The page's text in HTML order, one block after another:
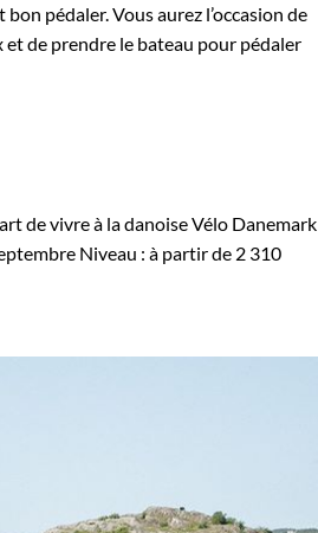
pédaler. Vous aurez l’occasion de
de prendre le bateau pour pédaler
de vivre à la danoiseVélo Danemark
Niveau : à partir de 2 310